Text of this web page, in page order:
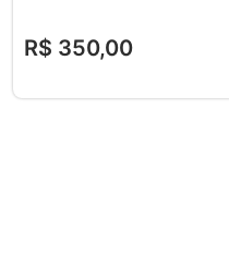
R$ 350,00